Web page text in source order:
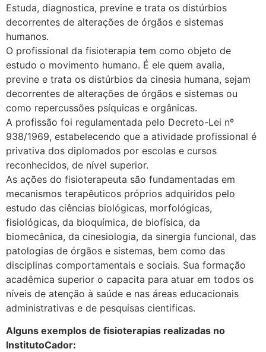
Estuda, diagnostica, previne e trata os distúrbios
decorrentes de alterações de órgãos e sistemas
humanos.
O profissional da fisioterapia tem como objeto de
estudo o movimento humano. É ele quem avalia,
previne e trata os distúrbios da cinesia humana, sejam
decorrentes de alterações de órgãos e sistemas ou
como repercussões psíquicas e orgânicas.
A profissão foi regulamentada pelo Decreto-Lei nº
938/1969, estabelecendo que a atividade profissional é
privativa dos diplomados por escolas e cursos
reconhecidos, de nível superior.
As ações do fisioterapeuta são fundamentadas em
mecanismos terapêuticos próprios adquiridos pelo
estudo das ciências biológicas, morfológicas,
fisiológicas, da bioquímica, de biofísica, da
biomecânica, da cinesiologia, da sinergia funcional, das
patologias de órgãos e sistemas, bem como das
disciplinas comportamentais e sociais. Sua formação
acadêmica superior o capacita para atuar em todos os
níveis de atenção à saúde e nas áreas educacionais
administrativas e de pesquisas cientificas.
Alguns exemplos de fisioterapias realizadas no
InstitutoCador: